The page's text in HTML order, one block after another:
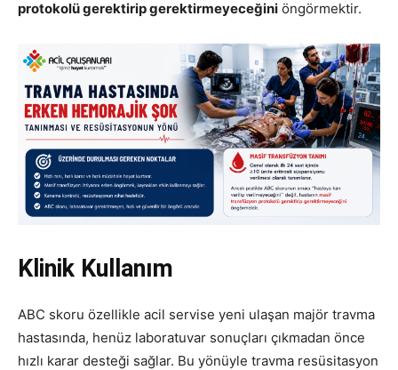
protokolü gerektirip gerektirmeyeceğini öngörmektir.
Klinik Kullanım
ABC skoru özellikle acil servise yeni ulaşan majör travma
hastasında, henüz laboratuvar sonuçları çıkmadan önce
hızlı karar desteği sağlar. Bu yönüyle travma resüsitasyon